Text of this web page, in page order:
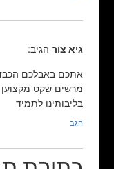
גיא צור הגיב:
אתכם באבלכם
מרשים שקט מקצוען
בליבותינו לתמיד
הגב